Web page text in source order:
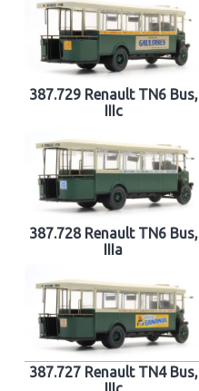
387.729 Renault TN6 Bus,
IIIc
387.728 Renault TN6 Bus,
IIIa
387.727 Renault TN4 Bus,